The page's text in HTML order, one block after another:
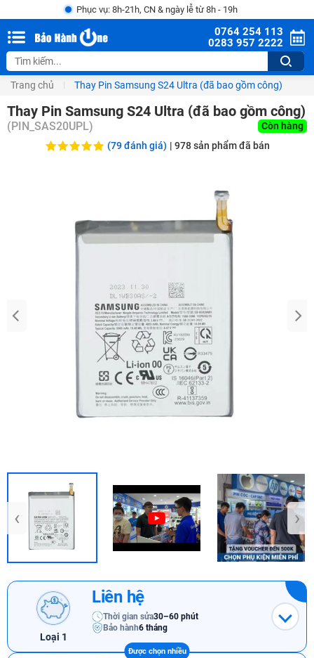
Phục vụ: 8h-21h, CN & ngày lễ từ 8h - 19h
0764 254 113
0283 957 2222
Trang chủ Thay Pin Samsung S24 Ultra (đã bao gồm công)
Thay Pin Samsung S24 Ultra (đã bao gồm công)
(PIN_SAS20UPL)
Còn hàng
(79 đánh giá) | 978sản phẩm đã bán
‹ ›
Loại 1
Liên hệ
Thời gian sửa30–60 phút
Bảo hành6 tháng